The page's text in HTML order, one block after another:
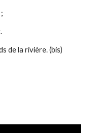
de la rivière. (bis)